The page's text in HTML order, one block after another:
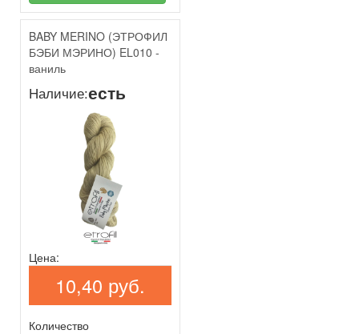
BABY MERINO (ЭТРОФИЛ
БЭБИ МЭРИНО) EL010 -
ваниль
Наличие:есть
Цена:
10,40 руб.
Количество